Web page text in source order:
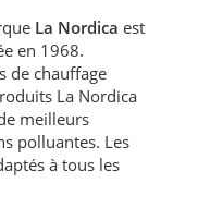
La Nordica est
en 1968.
de chauffage
La Nordica
meilleurs
polluantes. Les
à tous les